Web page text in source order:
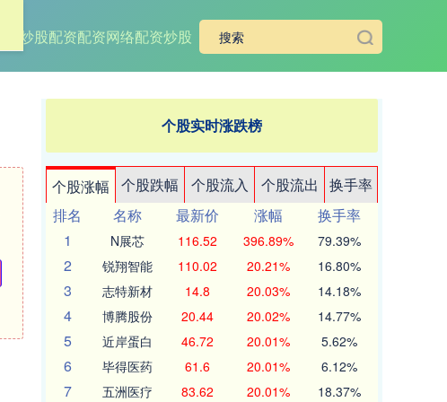
太原炒股配资配资网络配资炒股
个股实时涨跌榜
个股涨幅 个股跌幅 个股流入 个股流出
换手率
排名
名称 最新价 涨幅
换手率
1
N展芯 116.52 396.89% 79.39%
2 锐翔智能 110.02 20.21% 16.80%
3 志特新材 14.8 20.03% 14.18%
4 博腾股份 20.44 20.02% 14.77%
5 近岸蛋白 46.72 20.01% 5.62%
6 毕得医药 61.6 20.01% 6.12%
7 五洲医疗 83.62 20.01% 18.37%